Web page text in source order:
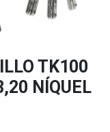
TK100
NÍQUEL